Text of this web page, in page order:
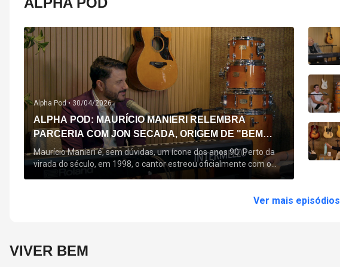
Alpha Pod • 30/04/2026
ALPHA POD: MAURÍCIO MANIERI RELEMBRA
PARCERIA COM JON SECADA, ORIGEM DE "BEM
QUERER" E MAIS
Maurício Manieri é, sem dúvidas, um ícone dos anos 90. Perto da
virada do século, em 1998, o cantor estreou oficialmente com o
seu primeiro disco, "A Noite Inteira", no qual estão canções que lhe
Querer" e "Minha Menina". Em 2026, o astro segue com o […]Ver mais episódios
VIVER BEM